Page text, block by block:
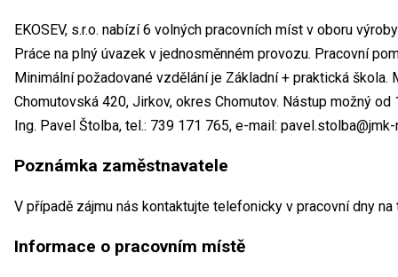
EKOSEV, s.r.o. nabízí 6 volných pracovních míst v oboru
Práce na plný úvazek v jednosměnném provozu. Pracovní
Minimální požadované vzdělání je Základní + praktická škola.
Chomutovská 420, Jirkov, okres Chomutov. Nástup možný
Ing. Pavel Štolba, tel.: 739 171 765, e-mail:
Poznámka zaměstnavatele
V případě zájmu nás kontaktujte telefonicky v pracovní dny na
Informace o pracovním místě